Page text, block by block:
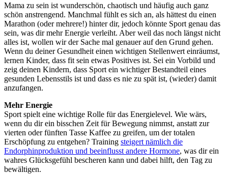
Mama zu sein ist wunderschön, chaotisch und häufig auch ganz
schön anstrengend. Manchmal fühlt es sich an, als hättest du einen
Marathon (oder mehrere!) hinter dir, jedoch könnte Sport genau das
sein, was dir mehr Energie verleiht. Aber weil das noch längst nicht
alles ist, wollen wir der Sache mal genauer auf den Grund gehen.
Wenn du deiner Gesundheit einen wichtigen Stellenwert einräumst,
lernen Kinder, dass fit sein etwas Positives ist. Sei ein Vorbild und
zeig deinen Kindern, dass Sport ein wichtiger Bestandteil eines
gesunden Lebensstils ist und dass es nie zu spät ist, (wieder) damit
anzufangen.
Mehr Energie
Sport spielt eine wichtige Rolle für das Energielevel. Wie wärs,
wenn du dir ein bisschen Zeit für Bewegung nimmst, anstatt zur
vierten oder fünften Tasse Kaffee zu greifen, um der totalen
Erschöpfung zu entgehen? Training steigert nämlich die
Endorphinproduktion und beeinflusst andere Hormone, was dir ein
wahres Glücksgefühl bescheren kann und dabei hilft, den Tag zu
bewältigen.